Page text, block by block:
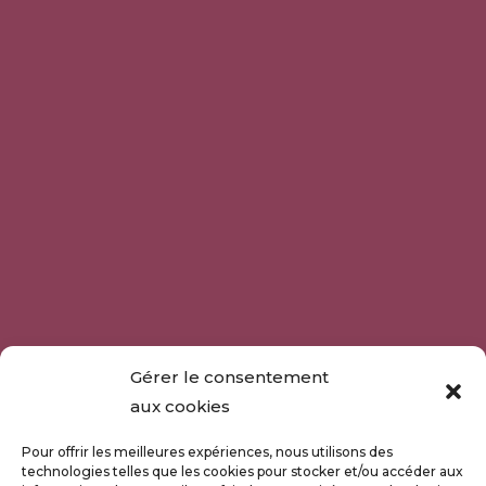
Gérer le consentement
aux cookies
Pour offrir les meilleures expériences, nous utilisons des
technologies telles que les cookies pour stocker et/ou accéder aux